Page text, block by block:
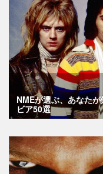
NMEが選ぶ、あなた
ビア50選